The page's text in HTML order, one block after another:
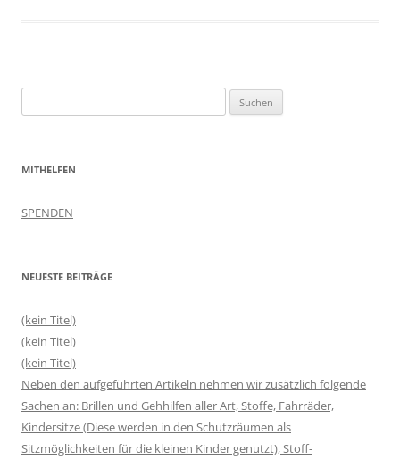
nach:
MITHELFEN
SPENDEN
NEUESTE BEITRÄGE
(kein Titel)
(kein Titel)
(kein Titel)
Neben den aufgeführten Artikeln nehmen wir zusätzlich folgende
Sachen an: Brillen und Gehhilfen aller Art, Stoffe, Fahrräder,
Kindersitze (Diese werden in den Schutzräumen als
Sitzmöglichkeiten für die kleinen Kinder genutzt), Stoff-